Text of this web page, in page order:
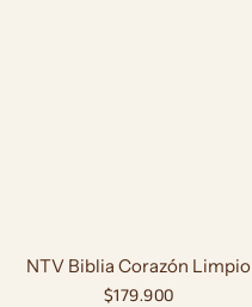
NTV Biblia Corazón Limpio
Precio
$179.900